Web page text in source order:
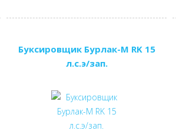
Буксировщик Бурлак-М RK 15
л.с.э/зап.